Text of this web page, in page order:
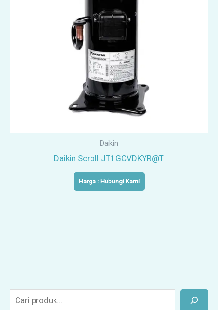
Daikin
Daikin Scroll JT1GCVDKYR@T
Harga : Hubungi Kami